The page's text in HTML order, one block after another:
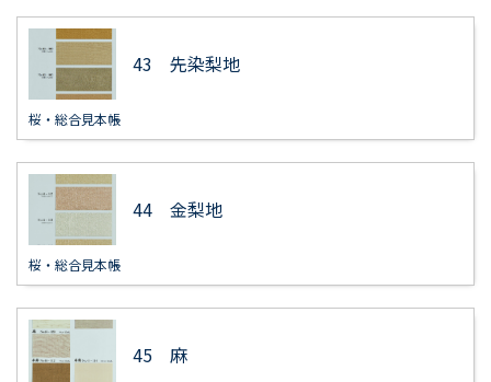
43 先染梨地
桜・総合見本帳
44 金梨地
桜・総合見本帳
45 麻